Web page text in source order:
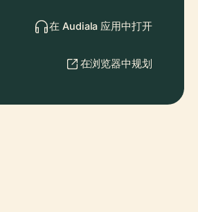
在 Audiala 应用中打开
在浏览器中规划